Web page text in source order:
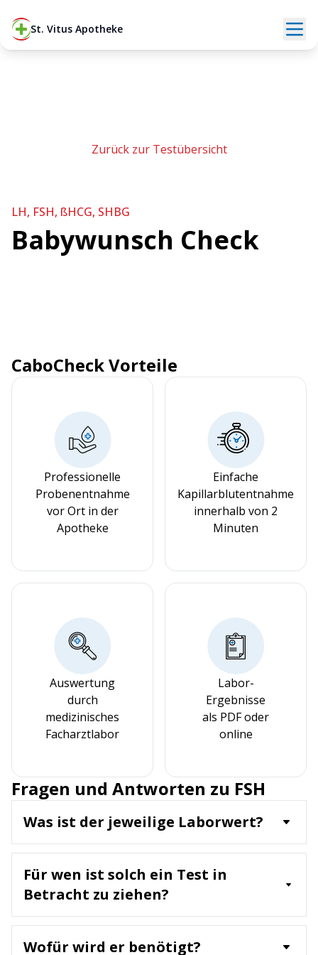
St. Vitus Apotheke
Zurück zur Testübersicht
LH, FSH, ßHCG, SHBG
Babywunsch Check
CaboCheck Vorteile
Professionelle
Probenentnahme
vor Ort in der
Apotheke
Einfache
Kapillarblutentnahme
innerhalb von 2
Minuten
Auswertung
durch
medizinisches
Facharztlabor
Labor-
Ergebnisse
als PDF oder
online
Fragen und Antworten zu FSH
Was ist der jeweilige Laborwert?
FSH ist ein Hormon, das von der Hypophyse
produziert wird und eine Schlüsselrolle bei
der Regulation des Menstruationszyklus bei
Frauen sowie der Spermienproduktion bei
Konzentration von FSH im Blut.
Für wen ist solch ein Test in
Betracht zu ziehen?
Ein FSH-Test wird empfohlen für:
• Frauen mit unregelmäßigem
Menstruationszyklus oder ausbleibender
Wofür wird er benötigt?